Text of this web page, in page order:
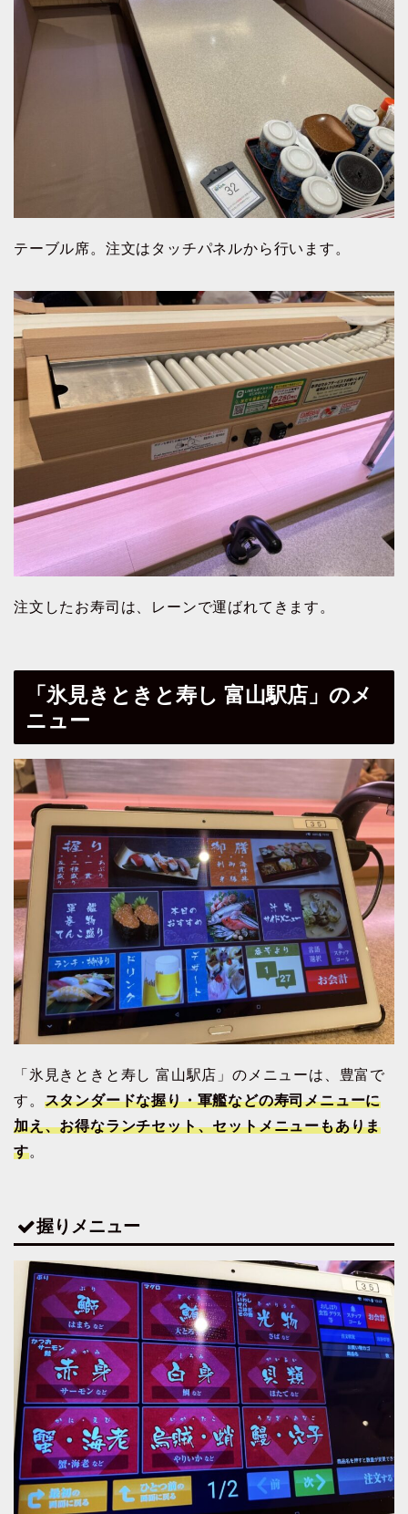
テーブル席。注文はタッチパネルから行います。
注文したお寿司は、レーンで運ばれてきます。
「氷見きときと寿し 富山駅店」のメ
ニュー
「氷見きときと寿し 富山駅店」のメニューは、豊富で
す。 スタンダードな握り・軍艦などの寿司メニューに
加え、お得なランチセット、セットメニューもありま
す。
握りメニュー